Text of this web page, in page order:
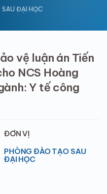
ĐẠI HỌC
vệ luận án Tiến
NCS Hoàng
Y tế công
ĐƠN VỊ
PHÒNG ĐÀO TẠO SAU
ĐẠI HỌC